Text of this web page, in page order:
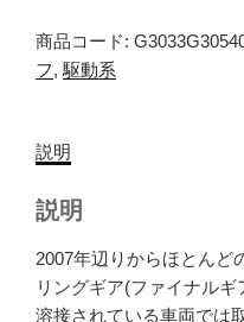
商品コード:
フ, 駆動系
説明
説明
2007年辺りからほとんど
リングギア(ファイナル
溶接されている車両では